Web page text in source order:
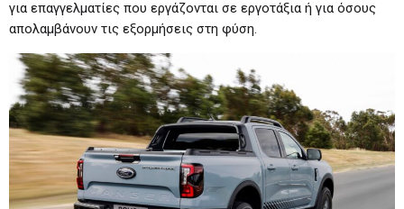
για επαγγελματίες που εργάζονται σε εργοτάξια ή για όσους
απολαμβάνουν τις εξορμήσεις στη φύση.